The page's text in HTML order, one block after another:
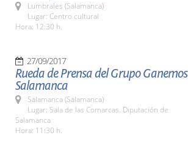
Lumbrales (Salamanca)
Lugar: Centro cultural
Hora: 12:30 h.
27/09/2017
Rueda de Prensa del Grupo Ganemos
Salamanca
Salamanca (Salamanca)
Lugar: Sala de las Comarcas. Diputación de
Salamanca
Hora: 11:30 h.